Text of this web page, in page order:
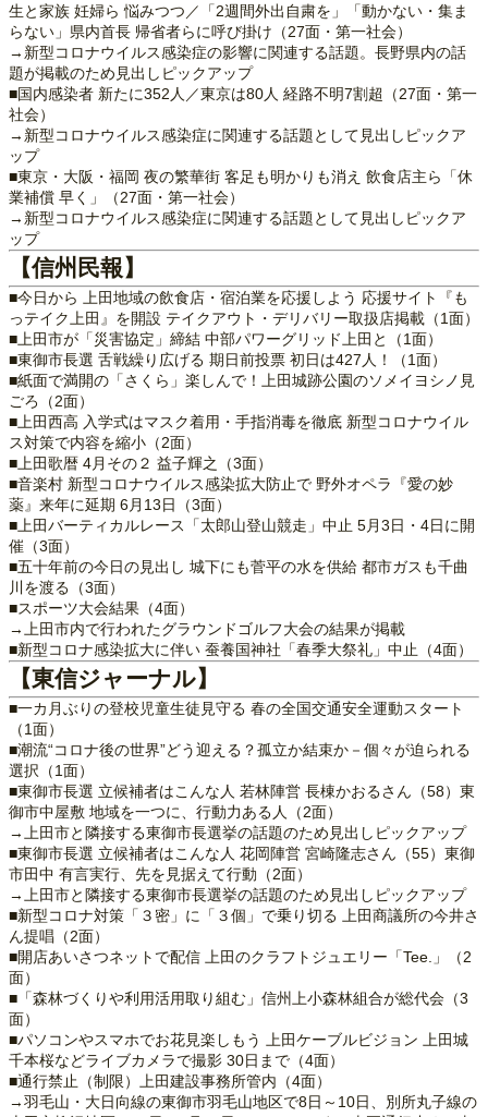
生と家族 妊婦ら 悩みつつ／「2週間外出自粛を」「動かない・集ま
らない」県内首長 帰省者らに呼び掛け（27面・第一社会）
→新型コロナウイルス感染症の影響に関連する話題。長野県内の話
題が掲載のため見出しピックアップ
■国内感染者 新たに352人／東京は80人 経路不明7割超（27面・第一
社会）
→新型コロナウイルス感染症に関連する話題として見出しピックア
ップ
■東京・大阪・福岡 夜の繁華街 客足も明かりも消え 飲食店主ら「休
業補償 早く」（27面・第一社会）
→新型コロナウイルス感染症に関連する話題として見出しピックア
ップ
【信州民報】
■今日から 上田地域の飲食店・宿泊業を応援しよう 応援サイト『も
っテイク上田』を開設 テイクアウト・デリバリー取扱店掲載（1面）
■上田市が「災害協定」締結 中部パワーグリッド上田と（1面）
■東御市長選 舌戦繰り広げる 期日前投票 初日は427人！（1面）
■紙面で満開の「さくら」楽しんで！上田城跡公園のソメイヨシノ見
ごろ（2面）
■上田西高 入学式はマスク着用・手指消毒を徹底 新型コロナウイル
ス対策で内容を縮小（2面）
■上田歌暦 4月その２ 益子輝之（3面）
■音楽村 新型コロナウイルス感染拡大防止で 野外オペラ『愛の妙
薬』来年に延期 6月13日（3面）
■上田バーティカルレース「太郎山登山競走」中止 5月3日・4日に開
催（3面）
■五十年前の今日の見出し 城下にも菅平の水を供給 都市ガスも千曲
川を渡る（3面）
■スポーツ大会結果（4面）
→上田市内で行われたグラウンドゴルフ大会の結果が掲載
■新型コロナ感染拡大に伴い 蚕養国神社「春季大祭礼」中止（4面）
【東信ジャーナル】
■一カ月ぶりの登校児童生徒見守る 春の全国交通安全運動スタート
（1面）
■潮流“コロナ後の世界”どう迎える？孤立か結束か－個々が迫られる
選択（1面）
■東御市長選 立候補者はこんな人 若林陣営 長棟かおるさん（58）東
御市中屋敷 地域を一つに、行動力ある人（2面）
→上田市と隣接する東御市長選挙の話題のため見出しピックアップ
■東御市長選 立候補者はこんな人 花岡陣営 宮崎隆志さん（55）東御
市田中 有言実行、先を見据えて行動（2面）
→上田市と隣接する東御市長選挙の話題のため見出しピックアップ
■新型コロナ対策「３密」に「３個」で乗り切る 上田商議所の今井さ
ん提唱（2面）
■開店あいさつネットで配信 上田のクラフトジュエリー「Tee.」（2
面）
■「森林づくりや利用活用取り組む」信州上小森林組合が総代会（3
面）
■パソコンやスマホでお花見楽しもう 上田ケーブルビジョン 上田城
千本桜などライブカメラで撮影 30日まで（4面）
■通行禁止（制限）上田建設事務所管内（4面）
→羽毛山・大日向線の東御市羽毛山地区で8日～10日、別所丸子線の